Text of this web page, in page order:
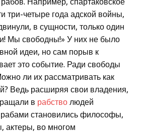
три-четыре года адской войны,
в сущности, только один
Мы свободны!» У них не было
идеи, но сам порыв к
это событие. Ради свободы
ли их рассматривать как
Ведь расширяя свои владения,
в рабство людей
рабами становились философы,
актеры, во многом